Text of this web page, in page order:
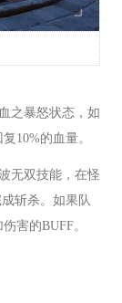
之暴怒状态，如
10%的血量。
无双技能，在怪
斩杀。如果队
害的BUFF。